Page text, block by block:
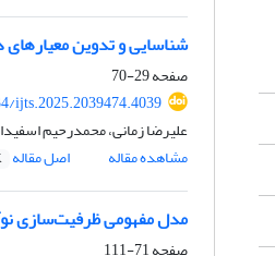
شناسایی و تدوین
صفحه29-70
ijts.2025.2039474.4039
علیرضا زمانی، محمدرحیم
مشاهده مقاله
اصل مقاله
مدل مفهومی ظرفیت‌سازی